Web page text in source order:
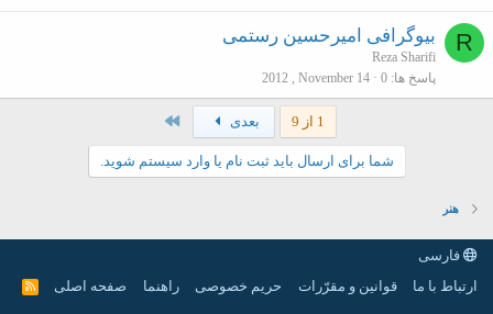
R بیوگرافی امیرحسین رستمی
Reza Sharifi
پاسخ ها 0
2012 , November 14
1 از 9 بعدی
شما برای ارسال باید ثبت نام یا وارد سیستم شوید.
هنر
فارسی
ارتباط با ما
قوانین و مقرّرات حریم خصوصی راهنما صفحه اصلی
R